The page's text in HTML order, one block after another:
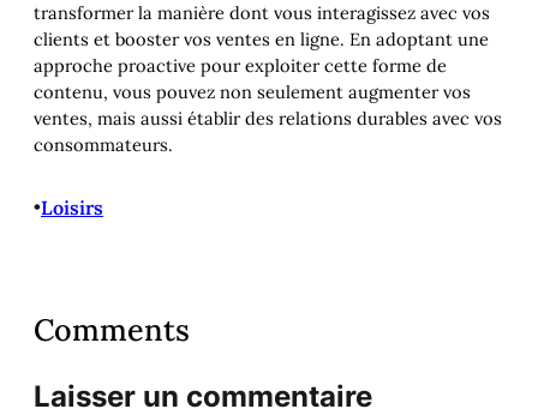
transformer la manière dont vous interagissez avec vos
clients et booster vos ventes en ligne. En adoptant une
approche proactive pour exploiter cette forme de
contenu, vous pouvez non seulement augmenter vos
ventes, mais aussi établir des relations durables avec vos
consommateurs.
•Loisirs
Comments
Laisser un commentaire